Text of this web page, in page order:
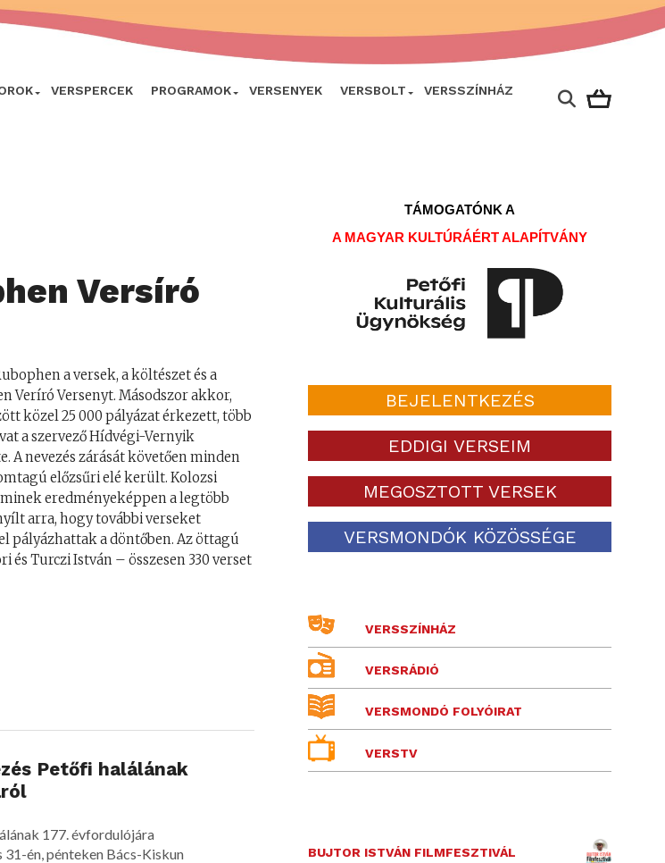
VERSPERCEK PROGRAMOK VERSENYEK VERSBOLT VERSSZÍNHÁZ
Versíró
a versek, a költészet és a
Veríró Versenyt. Másodszor akkor,
közel 25 000 pályázat érkezett, több
a szervező Hídvégi-Vernyik
A nevezés zárását követően minden
előzsűri elé került. Kolozsi
eredményeképpen a legtöbb
arra, hogy további verseket
pályázhattak a döntőben. Az öttagú
és Turczi István – összesen 330 verset
Petőfi halálának
177. évfordulójára
31-én, pénteken Bács-Kiskun
TÁMOGATÓNK A
A MAGYAR KULTÚRÁÉRT ALAPÍTVÁNY
BEJELENTKEZÉS
EDDIGI VERSEIM
MEGOSZTOTT VERSEK
VERSMONDÓK KÖZÖSSÉGE
VERSSZÍNHÁZ
VERSRÁDIÓ
VERSMONDÓ FOLYÓIRAT
VERSTV
BUJTOR ISTVÁN FILMFESZTIVÁL